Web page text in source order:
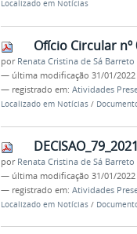
Localizado em Notícias
Ofício Circular
por Renata Cristina de Sá Barreto
— última modificação 31/01/
— registrado em: Atividades
Localizado em Notícias /
por Renata Cristina de Sá Barreto
— última modificação 31/01/2022
— registrado em: Atividades
Localizado em Notícias /